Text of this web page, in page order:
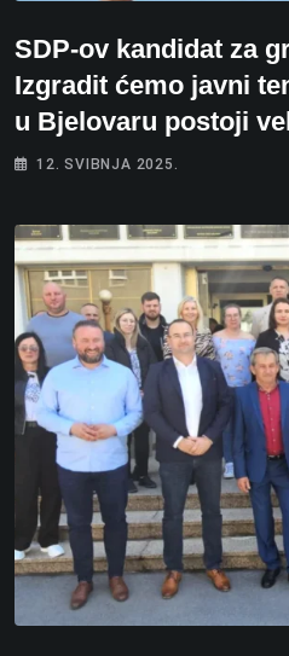
SDP-ov kandidat za
Izgradit ćemo javni
u Bjelovaru postoji
12. SVIBNJA 2025.